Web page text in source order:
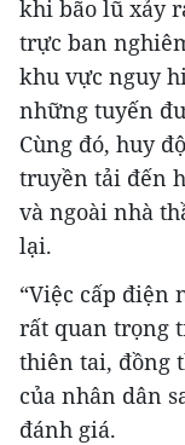
khi bão lũ xảy
trực ban
khu vực nguy
những tuyến
Cùng đó, huy
truyền tải đến
và ngoài nhà
lại.
“Việc cấp điện
rất quan trọng
thiên tai, đồng
của nhân dân
đánh giá.